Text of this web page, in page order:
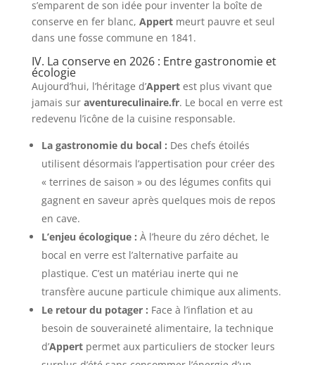
s’emparent de son idée pour inventer la boîte de
conserve en fer blanc, Appertmeurt pauvre et seul
dans une fosse commune en 1841.
IV. La conserve en 2026 : Entre gastronomie et
écologie
Aujourd’hui, l’héritage d’Appertest plus vivant que
jamais sur aventureculinaire.fr. Le bocal en verre est
redevenu l’icône de la cuisine responsable.
La gastronomie du bocal : Des chefs étoilés
utilisent désormais l’appertisation pour créer des
« terrines de saison » ou des légumes confits qui
gagnent en saveur après quelques mois de repos
en cave.
L’enjeu écologique : À l’heure du zéro déchet, le
bocal en verre est l’alternative parfaite au
plastique. C’est un matériau inerte qui ne
transfère aucune particule chimique aux aliments.
Le retour du potager : Face à l’inflation et au
besoin de souveraineté alimentaire, la technique
d’Appertpermet aux particuliers de stocker leurs